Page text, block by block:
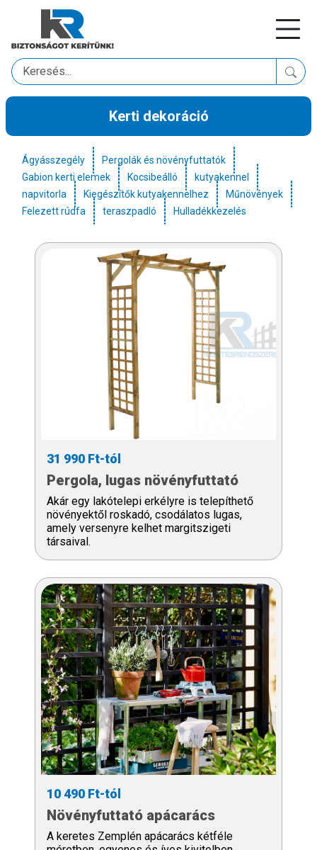
Kerti dekoráció
Ágyásszegély
Pergolák és növényfuttatók
Gabion kerti elemek
Kocsibeálló
kutyakennel
napvitorla
Kiegészítők kutyakennelhez
Műnövények
Felezett rúdfa
teraszpadló Hulladékkezelés
31 990 Ft-tól
Pergola, lugas növényfuttató
Akár egy lakótelepi erkélyre is telepíthető
növényektől roskadó, csodálatos lugas,
amely versenyre kelhet margitszigeti
társaival.
10 490 Ft-tól
Növényfuttató apácarács
A keretes Zemplén apácarács kétféle